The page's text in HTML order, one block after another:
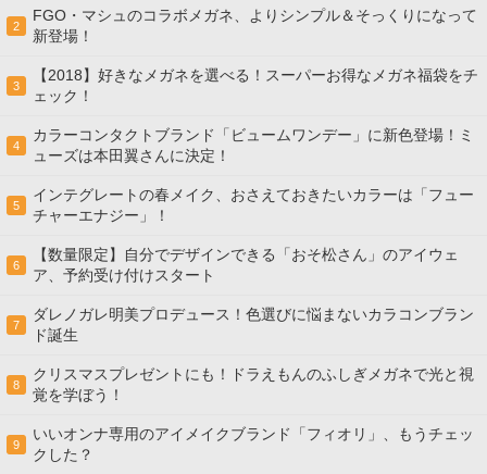
2
FGO・マシュのコラボメガネ、よりシンプル＆そっくりになって
新登場！
3
【2018】好きなメガネを選べる！スーパーお得なメガネ福袋をチ
ェック！
4
カラーコンタクトブランド「ビュームワンデー」に新色登場！ミ
ューズは本田翼さんに決定！
5
インテグレートの春メイク、おさえておきたいカラーは「フュー
チャーエナジー」！
6
【数量限定】自分でデザインできる「おそ松さん」のアイウェ
ア、予約受け付けスタート
7
ダレノガレ明美プロデュース！色選びに悩まないカラコンブラン
ド誕生
8
クリスマスプレゼントにも！ドラえもんのふしぎメガネで光と視
覚を学ぼう！
9
いいオンナ専用のアイメイクブランド「フィオリ」、もうチェッ
クした？